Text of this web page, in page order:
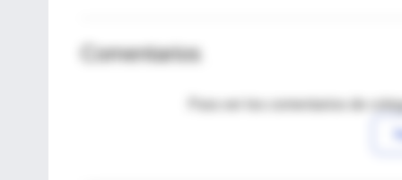
Comentarios
Para ver los comentarios de